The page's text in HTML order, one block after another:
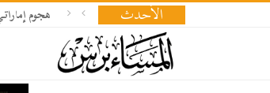
الأحدث هجوم